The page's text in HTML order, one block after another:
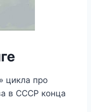
цикла про
в СССР конца